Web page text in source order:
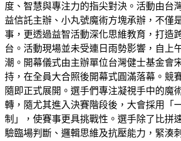
度、智慧與專注力的指尖對決。活動由台
益信託主辦、小丸號魔術方塊承辦，不僅
事，更透過益智活動深化思維教育，打造
台。活動現場並未受連日雨勢影響，自上
潮。開幕儀式由主辦單位台灣健士基金會
持，在全員大合照後開幕式圓滿落幕。競
隨即正式展開。選手們專注凝視手中的魔
轉，隨尤其進入決賽階段後，大會採用「
制」，使賽事更具挑戰性。選手除了比拼
驗臨場判斷、邏輯思維及抗壓能力，緊湊